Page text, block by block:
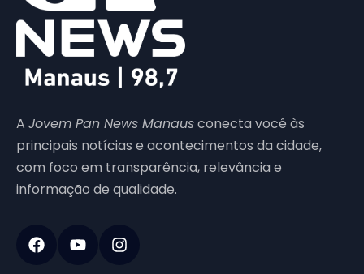
A Jovem Pan News Manausconecta você às
principais notícias e acontecimentos da cidade,
com foco em transparência, relevância e
informação de qualidade.